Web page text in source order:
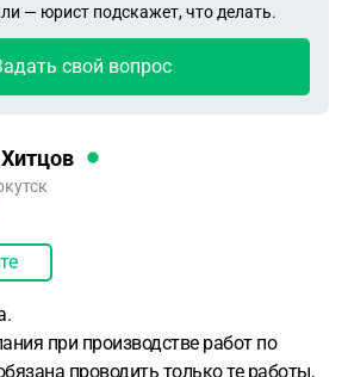
— юрист подскажет, что делать.
свой вопрос
при производстве работ по
проводить только те работы,